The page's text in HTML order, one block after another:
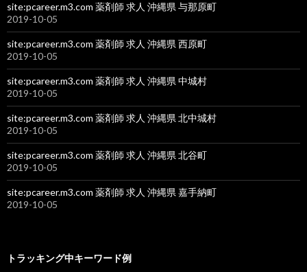
site:pcareer.m3.com 薬剤師 求人 沖縄県 与那原町
2019-10-05
site:pcareer.m3.com 薬剤師 求人 沖縄県 西原町
2019-10-05
site:pcareer.m3.com 薬剤師 求人 沖縄県 中城村
2019-10-05
site:pcareer.m3.com 薬剤師 求人 沖縄県 北中城村
2019-10-05
site:pcareer.m3.com 薬剤師 求人 沖縄県 北谷町
2019-10-05
site:pcareer.m3.com 薬剤師 求人 沖縄県 嘉手納町
2019-10-05
トラッキング中キーワード例